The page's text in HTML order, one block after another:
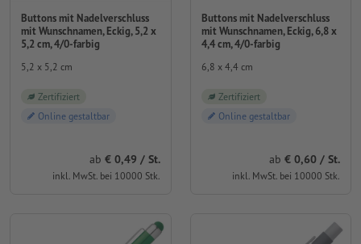
Buttons mit Nadelverschluss
mit Wunschnamen, Eckig, 5,2 x
5,2 cm, 4/0-farbig
5,2 x 5,2 cm
Zertifiziert
Online gestaltbar
ab 0,49 / St.
inkl. MwSt. bei 10000 Stk.
Buttons mit Nadelverschluss
mit Wunschnamen, Eckig, 6,8 x
4,4 cm, 4/0-farbig
6,8 x 4,4 cm
Zertifiziert
Online gestaltbar
ab 0,60 / St.
inkl. MwSt. bei 10000 Stk.